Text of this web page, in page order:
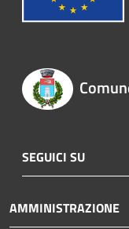
SEGUICI SU
AMMINISTRAZIONE